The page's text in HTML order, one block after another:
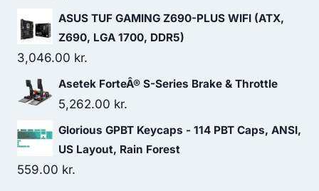
ASUS TUF GAMING Z690-PLUS WIFI (ATX,
Z690, LGA 1700, DDR5)
3,046.00 kr.
Asetek ForteÂ® S-Series Brake & Throttle
5,262.00 kr.
Glorious GPBT Keycaps - 114 PBT Caps, ANSI,
US Layout, Rain Forest
559.00 kr.